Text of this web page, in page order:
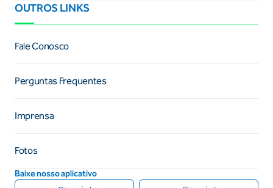
OUTROS LINKS
Fale Conosco
Perguntas Frequentes
Imprensa
Fotos
Baixe nosso aplicativo